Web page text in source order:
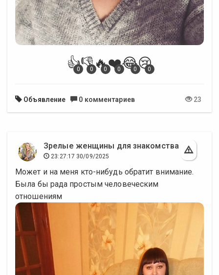
👍
0👎
0🔥
0❤️
0😂
0😢
0
Объявление 0 комментариев 23
Зрелые женщины для знакомства
23:27:17 30/09/2025
Может и на меня кто-нибудь обратит внимание.
Была бы рада простым человеческим
отношениям